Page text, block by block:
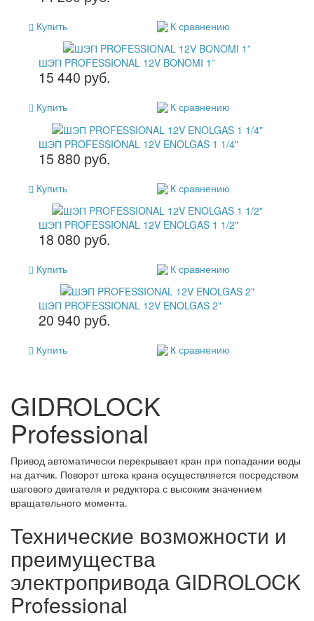
Купить К сравнению
ШЭП PROFESSIONAL 12V BONOMI 1”
15 440 руб.
Купить К сравнению
ШЭП PROFESSIONAL 12V ENOLGAS 1 1/4"
15 880 руб.
Купить К сравнению
ШЭП PROFESSIONAL 12V ENOLGAS 1 1/2"
18 080 руб.
Купить К сравнению
ШЭП PROFESSIONAL 12V ENOLGAS 2"
20 940 руб.
Купить К сравнению
GIDROLOCK
Professional
Привод автоматически перекрывает кран при попадании воды
на датчик. Поворот штока крана осуществляется посредством
шагового двигателя и редуктора с высоким значением
вращательного момента.
Технические возможности и
преимущества
электропривода GIDROLOCK
Professionаl